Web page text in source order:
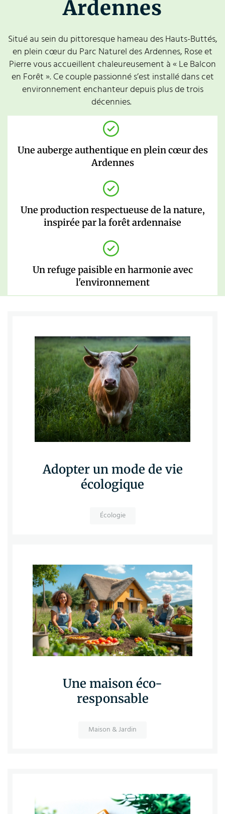
Ardennes
Situé au sein du pittoresque hameau des Hauts-Buttés,
en plein cœur du Parc Naturel des Ardennes, Rose et
Pierre vous accueillent chaleureusement à « Le Balcon
en Forêt ». Ce couple passionné s’est installé dans cet
environnement enchanteur depuis plus de trois
décennies.
Une auberge authentique en plein cœur des
Ardennes
Une production respectueuse de la nature,
inspirée par la forêt ardennaise
Un refuge paisible en harmonie avec
l'environnement
Adopter un mode de vie
écologique
Écologie
Une maison éco-
responsable
Maison & Jardin